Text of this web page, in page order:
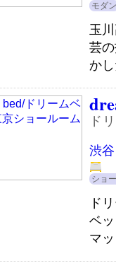
モダン
玉
芸
か
ド
渋谷
ショ
ド
ベ
マ